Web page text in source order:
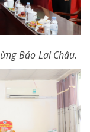
Báo Lai Châu.